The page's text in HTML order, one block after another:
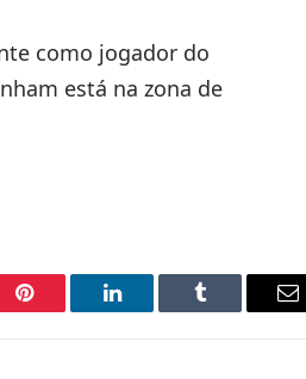
como jogador do
está na zona de
Pinterest LinkedIn Tumblr